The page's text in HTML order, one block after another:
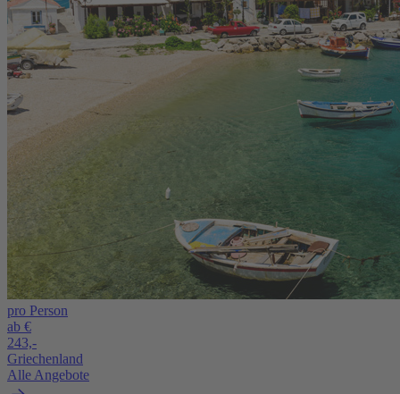
pro Person
ab €
243,-
Griechenland
Alle Angebote